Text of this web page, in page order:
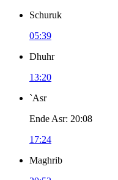
Schuruk
05:39
Dhuhr
13:20
`Asr
Ende Asr: 20:08
17:24
Maghrib